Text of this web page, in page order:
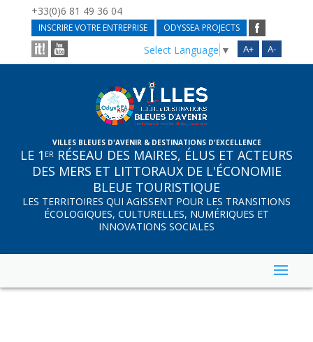
+33(0)6 81 49 36 04
INSCRIRE VOTRE ENTREPRISE ODYSSEA PROJECTS
A+ A-
Select Language ▼
VILLES BLEUES D'AVENIR & DESTINATIONS D'EXCELLENCE
LE 1 ER RÉSEAU DES MAIRES, ÉLUS ET ACTEURS
DES MERS ET LITTORAUX DE L'ÉCONOMIE
BLEUE TOURISTIQUE
LES TERRITOIRES QUI AGISSENT POUR LES TRANSITIONS
ÉCOLOGIQUES, CULTURELLES, NUMÉRIQUES ET
INNOVATIONS SOCIALES